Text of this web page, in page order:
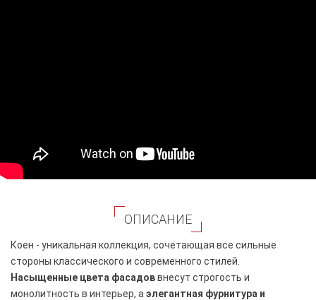
ОПИСАНИЕ
Коен - уникальная коллекция, сочетающая все сильные
стороны классического и современного стилей.
Насыщенные цвета фасадоввнесут строгость и
монолитность в интерьер, а элегантная фурнитура и